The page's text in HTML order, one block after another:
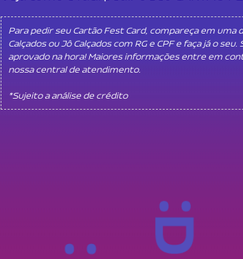
Para pedir seu Cartão Fest Card, compareça em uma
Calçados ou Jô Calçados com RG e CPF e faça já o
aprovado na hora! Maiores informações entre em
nossa central de atendimento.
*Sujeito a análise de crédito